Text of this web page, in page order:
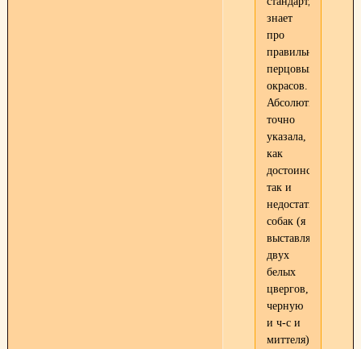
знает
про
правильность
перцовых
окрасов.
Абсолютно
точно
указала,
как
достоинства,
так и
недостатки
собак (я
выставляла
двух
белых
цвергов,
черную
и ч-с и
миттеля).